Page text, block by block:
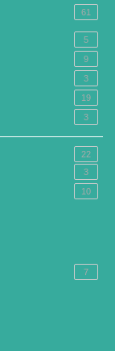
61
5
9
3
19
3
22
3
10
7